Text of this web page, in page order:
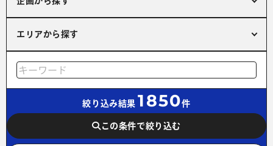
エリアから探す
絞り込み結果 1850件
この条件で絞り込む